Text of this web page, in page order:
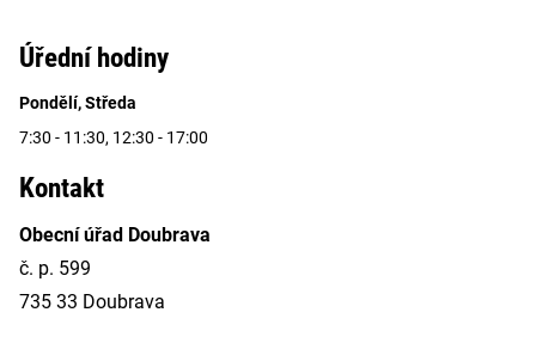
Úřední hodiny
Pondělí, Středa
7:30 - 11:30, 12:30 - 17:00
Kontakt
Obecní úřad Doubrava
č. p. 599
735 33 Doubrava